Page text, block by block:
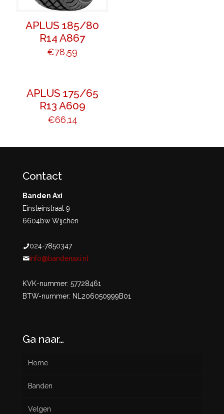
APLUS 185/80
R14 A867
€78,59
APLUS 175/65
R13 A609
€66,14
Contact
Banden Axi
Einsteinstraat 9
6604bw Wijchen
024-7850347
info@bandenaxi.nl
KVK-nummer: 57728461
BTW-nummer: NL206050999B01
Ga naar…
Home
Banden
Nieuw
Velgen